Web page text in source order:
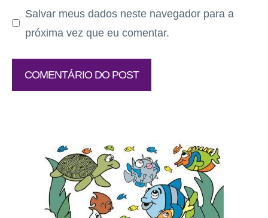
Salvar meus dados neste navegador para a
próxima vez que eu comentar.